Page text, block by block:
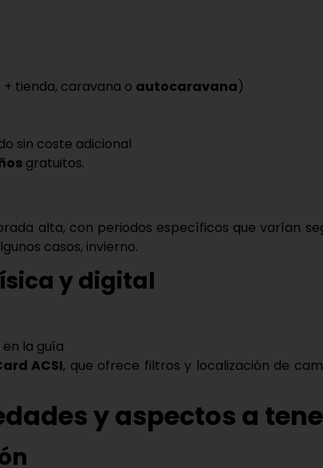
tienda, caravana o autocaravana)
sin coste adicional
gratuitos.
alta, con periodos específicos que varían
casos, invierno.
y digital
la guía
ACSI, que ofrece filtros y localización de
y aspectos a